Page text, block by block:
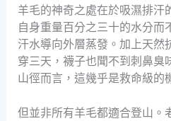
羊毛的神奇之處在於吸濕排
自身重量百分之三十的水分而
汗水導向外層蒸發。加上天然
穿三天，襪子也聞不到刺鼻臭
山徑而言，這幾乎是救命級的
但並非所有羊毛都適合登山。